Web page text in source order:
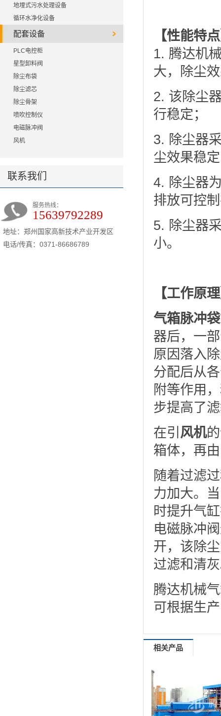
地埋式污水处理设备
循环水净化设备
配套设备
PLC电控柜
星型卸料阀
除尘布袋
除尘滤芯
除尘骨架
喷吹控制仪
电磁脉冲阀
风机
联系我们
服务热线：
15639792289
地址：郑州国家高新技术产业开发区
电话/传真：0371-86686789
【性能特
1. 腾达机
大，除尘
2. 该除尘
行稳定；
3. 除尘器
尘效果稳
4. 除尘器
排放可控
5. 除尘器
小。
【工作原
气箱脉冲
器后，一
原因落入
分配后从
附等作用
步提高了
在引 风机
箱体，再
随着过滤
力加大。
时提升气
电磁脉冲
开，该除
过滤和清
腾达机械
可根据生
相关产品